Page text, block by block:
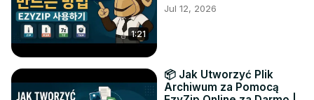
1:21
Jul 12, 2026
📦 Jak Utworzyć Plik
Archiwum za Pomocą